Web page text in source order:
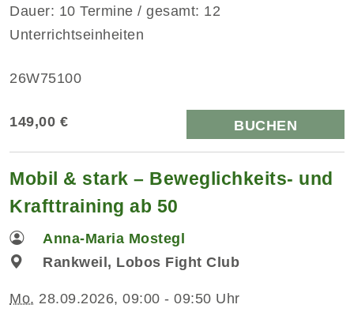
Dauer: 10 Termine / gesamt: 12
Unterrichtseinheiten
26W75100
149,00 € BUCHEN
Mobil & stark – Beweglichkeits- und
Krafttraining ab 50
Anna-Maria Mostegl
Rankweil, Lobos Fight Club
Mo. 28.09.2026, 09:00 - 09:50 Uhr